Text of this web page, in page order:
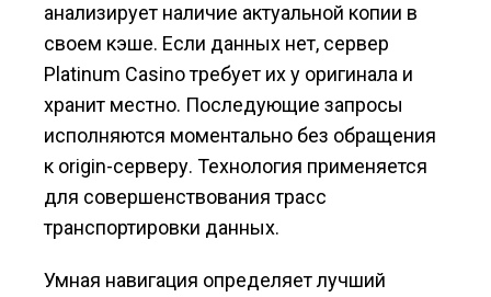
анализирует наличие актуальной копии в
своем кэше. Если данных нет, сервер
Platinum Casino требует их у оригинала и
хранит местно. Последующие запросы
исполняются моментально без обращения
к origin-серверу. Технология применяется
для совершенствования трасс
транспортировки данных.
Умная навигация определяет лучший